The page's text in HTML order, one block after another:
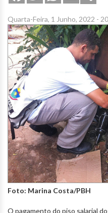
Quarta-Feira, 1 Junho, 2022 -
Foto: Marina Costa/PBH
O pagamento do piso salarial